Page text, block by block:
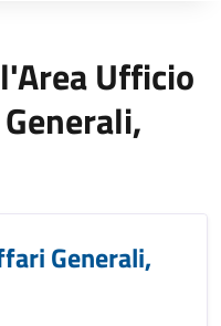
Ufficio
Generali,